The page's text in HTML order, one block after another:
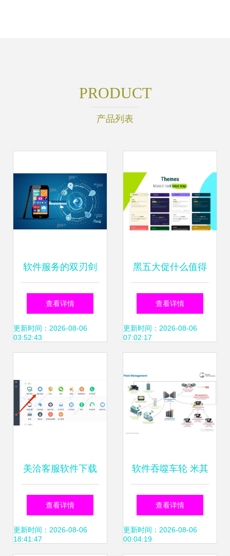
PRODUCT
产品列表
软件服务的双刃剑
便利还是隐私的终
结？
查看详情
更新时间：2026-08-06
03:52:43
黑五大促什么值得
买？不要错过这5
个为你省钱的软件
查看详情
更新时间：2026-08-06
07:02:17
美洽客服软件下载
v3.2.5电脑版客户
端全面评测与服务
查看详情
更新时间：2026-08-06
18:41:47
软件吞噬车轮 米其
林收购软件公司的
深层逻辑
查看详情
更新时间：2026-08-06
00:04:19